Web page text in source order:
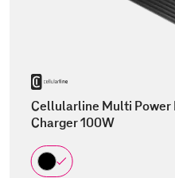
Cellularline Multi Power
Charger 100W